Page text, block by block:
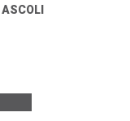
ASCOLI